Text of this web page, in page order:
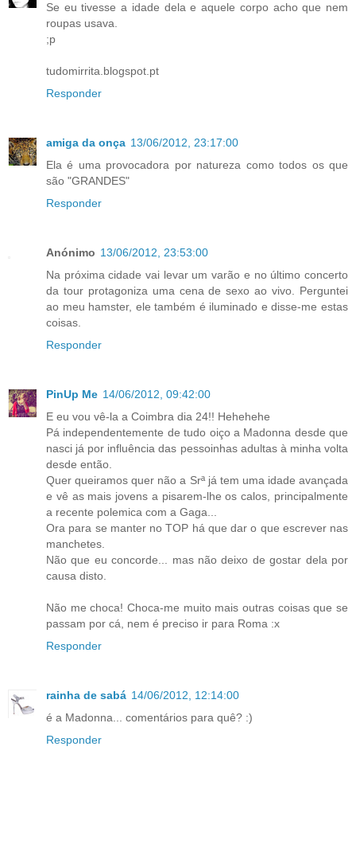
Se eu tivesse a idade dela e aquele corpo acho que nem
roupas usava.
;p
tudomirrita.blogspot.pt
Responder
amiga da onça 13/06/2012, 23:17:00
Ela é uma provocadora por natureza como todos os que
são "GRANDES"
Responder
Anónimo 13/06/2012, 23:53:00
Na próxima cidade vai levar um varão e no último concerto
da tour protagoniza uma cena de sexo ao vivo. Perguntei
ao meu hamster, ele também é iluminado e disse-me estas
coisas.
Responder
PinUp Me 14/06/2012, 09:42:00
E eu vou vê-la a Coimbra dia 24!! Hehehehe
Pá independentemente de tudo oiço a Madonna desde que
nasci já por influência das pessoinhas adultas à minha volta
desde então.
Quer queiramos quer não a Srª já tem uma idade avançada
e vê as mais jovens a pisarem-lhe os calos, principalmente
a recente polemica com a Gaga...
Ora para se manter no TOP há que dar o que escrever nas
manchetes.
Não que eu concorde... mas não deixo de gostar dela por
causa disto.
Não me choca! Choca-me muito mais outras coisas que se
passam por cá, nem é preciso ir para Roma :x
Responder
rainha de sabá 14/06/2012, 12:14:00
é a Madonna... comentários para quê? :)
Responder